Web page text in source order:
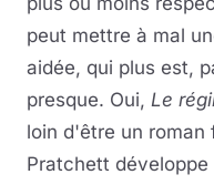
peut mettre à mal
aidée, qui plus est,
presque. Oui, Le
loin d'être un roman
Pratchett développe